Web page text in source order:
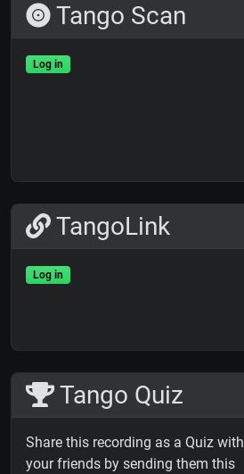
Tango Scan
Log in
TangoLink
Log in
Tango Quiz
Share this recording as a Quiz with
your friends by sending them this